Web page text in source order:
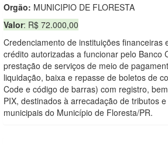
Orgão: MUNICIPIO DE FLORESTA
Valor: R$ 72.000,00
Credenciamento de instituições financeiras
crédito autorizadas a funcionar pelo Banco
prestação de serviços de meio de
liquidação, baixa e repasse de boletos de
Code e código de barras) com registro,
PIX, destinados à arrecadação de tributos
municipais do Município de Floresta/PR.